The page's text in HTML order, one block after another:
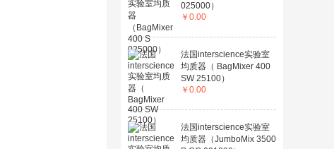
025000）
￥ 0.00
法国interscience实验室
均质器（ BagMixer 400
SW 25100）
￥ 0.00
法国interscience实验室
均质器（JumboMix 3500